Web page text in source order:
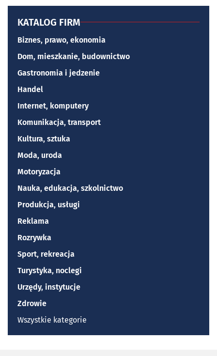
KATALOG FIRM
Biznes, prawo, ekonomia
Dom, mieszkanie, budownictwo
Gastronomia i jedzenie
Handel
Internet, komputery
Komunikacja, transport
Kultura, sztuka
Moda, uroda
Motoryzacja
Nauka, edukacja, szkolnictwo
Produkcja, usługi
Reklama
Rozrywka
Sport, rekreacja
Turystyka, noclegi
Urzędy, instytucje
Zdrowie
Wszystkie kategorie